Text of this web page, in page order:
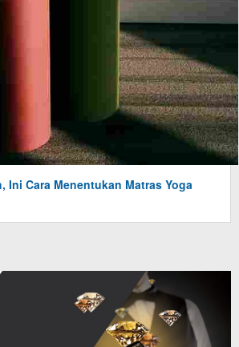
Ini Cara Menentukan Matras Yoga